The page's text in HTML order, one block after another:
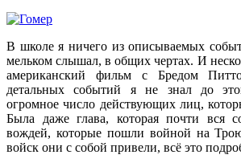
В школе я ничего из описываемых
мельком слышал, в общих чертах. И
американский фильм с Бредом
детальных событий я не знал до
огромное число действующих лиц,
Была даже глава, которая почти вся
вождей, которые пошли войной на
войск они с собой привели, всё это